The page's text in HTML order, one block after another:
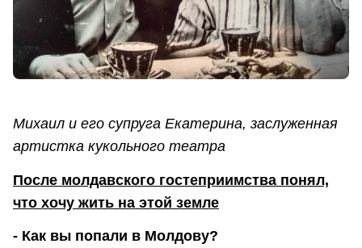
Михаил и его супруга Екатерина, заслуженная
артистка кукольного театра
После молдавского гостеприимства понял,
что хочу жить на этой земле
- Как вы попали в Молдову?